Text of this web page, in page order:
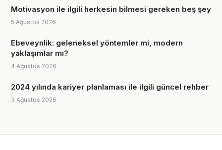
Motivasyon ile ilgili herkesin bilmesi gereken beş şey
5 Ağustos 2026
Ebeveynlik: geleneksel yöntemler mi, modern
yaklaşımlar mı?
4 Ağustos 2026
2024 yılında kariyer planlaması ile ilgili güncel rehber
3 Ağustos 2026